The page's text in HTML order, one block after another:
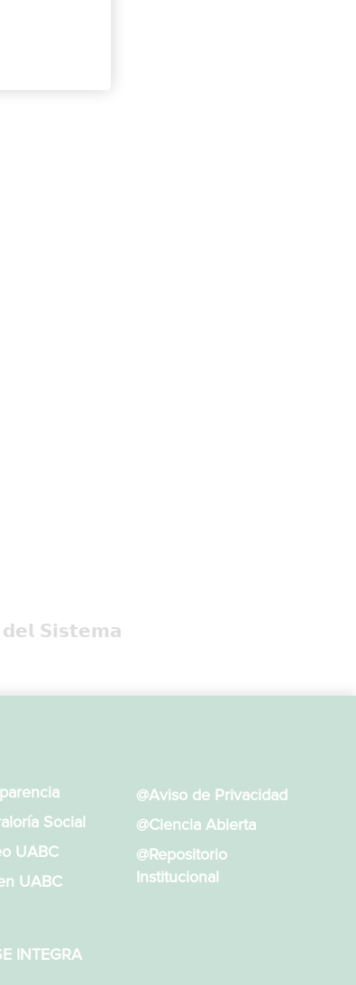
𝗦𝗶𝘀𝘁𝗲𝗺𝗮
Social
UABC
UABC
@Aviso de Privacidad
@Ciencia Abierta
@Repositorio
Institucional
INTEGRA